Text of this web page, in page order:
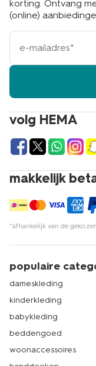
volg HEMA
makkelijk
*afhankelijk van de
korting. Ontvang
(online)
e-
mailadres
populaire
dameskleding
kinderkleding
babykleding
beddengoed
woonaccessoires